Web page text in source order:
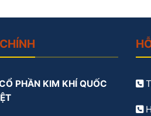
PHẦN KIM KHÍ QUỐC